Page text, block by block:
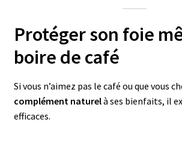
Protéger son foie
boire de café
Si vous n’aimez pas le café ou que vous
complément naturelà ses bienfaits, il
efficaces.